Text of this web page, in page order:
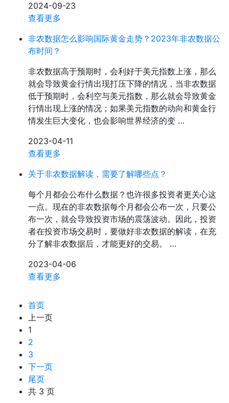
2024-09-23
查看更多
非农数据怎么影响国际黄金走势？2023年非农数据公
布时间？
非农数据高于预期时，会利好于美元指数上涨，那么
就会导致黄金行情出现打压下降的情况，当非农数据
低于预期时，会利空与美元指数，那么就会导致黄金
行情出现上涨的情况；如果美元指数的动向和黄金行
情发生巨大变化，也会影响世界经济的变 …
2023-04-11
查看更多
关于非农数据解读，需要了解哪些点？
每个月都会公布什么数据？也许很多投资者更关心这
一点。现在的非农数据每个月都会公布一次，只要公
布一次，就会导致投资市场的震荡波动。因此，投资
者在投资市场交易时，要做好非农数据的解读，在充
分了解非农数据后，才能更好的交易。 …
2023-04-06
查看更多
首页
上一页
1
2
3
下一页
尾页
共 3 页